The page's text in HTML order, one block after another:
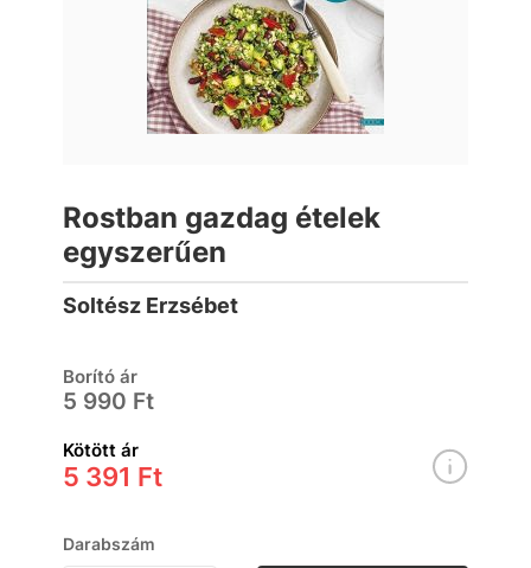
Rostban gazdag ételek
egyszerűen
Soltész Erzsébet
Borító ár
5 990 Ft
Kötött ár
5 391 Ft
Darabszám